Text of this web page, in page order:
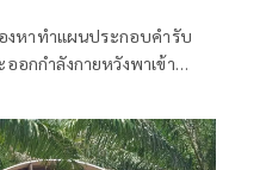
งหาทำแผนประกอบคำรับ
อกกำลังกายหวังพาเข้า